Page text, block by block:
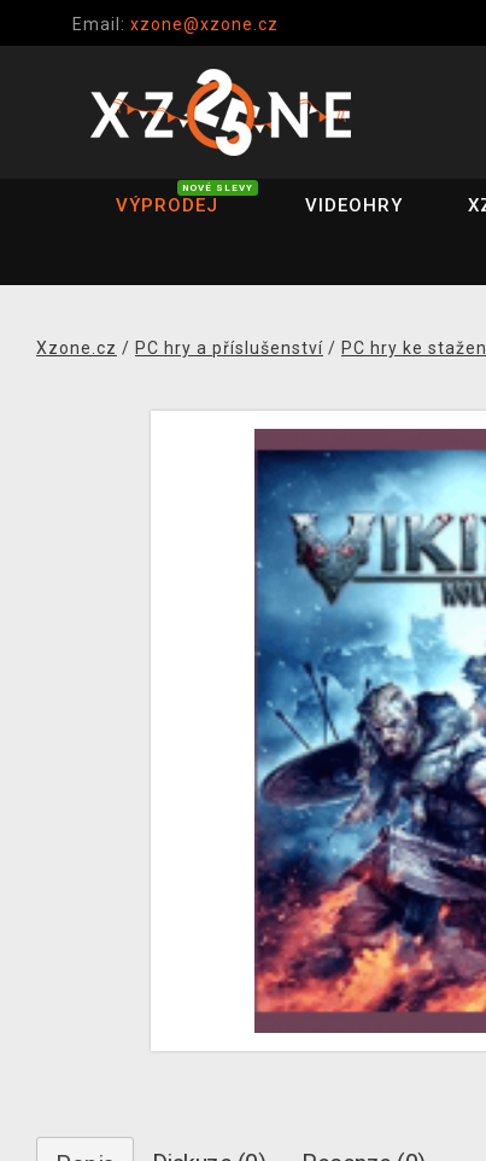
Email: xzone@xzone.cz
VÝPRODEJ
NOVÉ SLEVY
VIDEOHRY
Xzone.cz / PC hry a příslušenství / PC hry ke